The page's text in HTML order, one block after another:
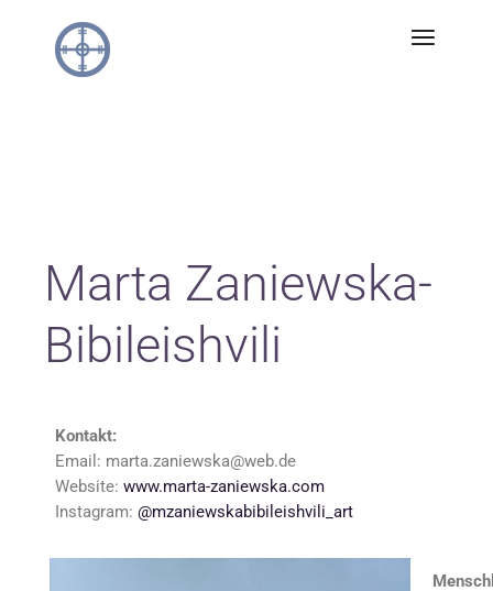
Marta Zaniewska-
Bibileishvili
Kontakt:
Email: marta.zaniewska@web.de
Website:www.marta-zaniewska.com
Instagram:@mzaniewskabibileishvili_art